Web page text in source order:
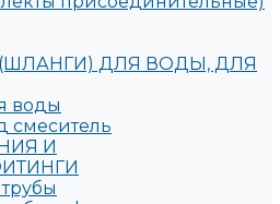
ДЛЯ ВОДЫ, ДЛЯ
воды
смеситель
И